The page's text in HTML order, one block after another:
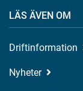
LÄS ÄVEN OM
Driftinformation
Nyheter